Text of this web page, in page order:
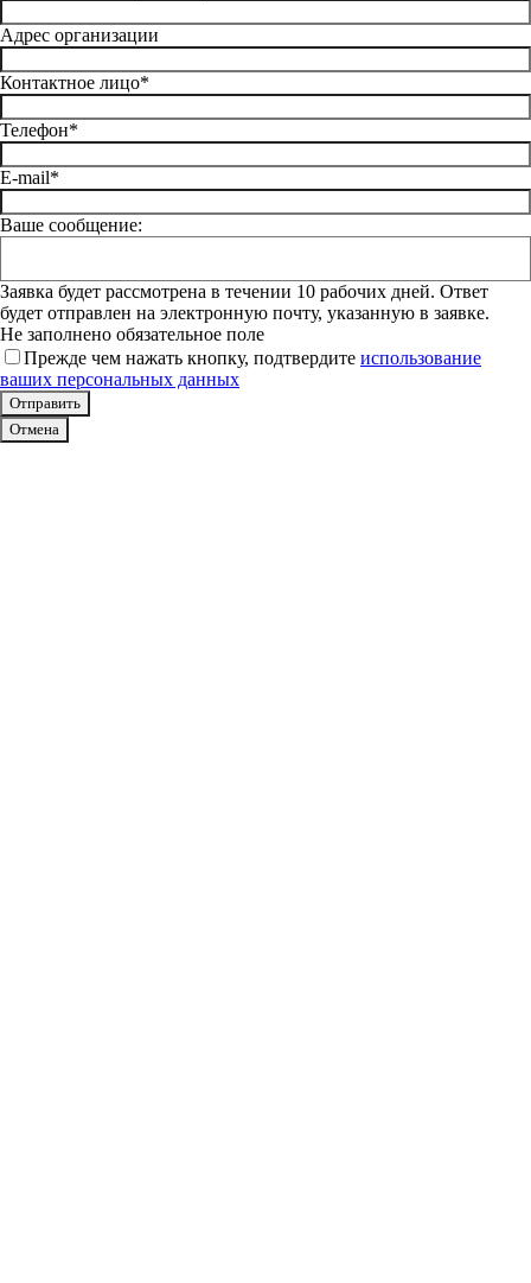
Адрес организации
Контактное лицо*
Телефон*
E-mail*
Ваше сообщение:
Заявка будет рассмотрена в течении 10 рабочих дней. Ответ
будет отправлен на электронную почту, указанную в заявке.
Не заполнено обязательное поле
Прежде чем нажать кнопку, подтвердите использование
ваших персональных данных
Отмена